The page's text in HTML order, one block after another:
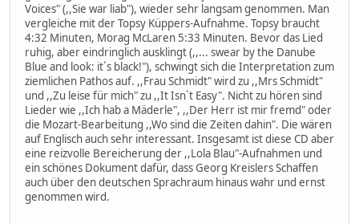
Voices" (,,Sie war liab"), wieder sehr langsam genommen. Man
vergleiche mit der Topsy Küppers-Aufnahme. Topsy braucht
4:32 Minuten, Morag McLaren 5:33 Minuten. Bevor das Lied
ruhig, aber eindringlich ausklingt (,,... swear by the Danube
Blue and look: it´s black!"), schwingt sich die Interpretation zum
ziemlichen Pathos auf. ,,Frau Schmidt" wird zu ,,Mrs Schmidt"
und ,,Zu leise für mich" zu ,,It Isn`t Easy". Nicht zu hören sind
Lieder wie ,,Ich hab a Mäderle", ,,Der Herr ist mir fremd" oder
die Mozart-Bearbeitung ,,Wo sind die Zeiten dahin". Die wären
auf Englisch auch sehr interessant. Insgesamt ist diese CD aber
eine reizvolle Bereicherung der ,,Lola Blau"-Aufnahmen und
ein schönes Dokument dafür, dass Georg Kreislers Schaffen
auch über den deutschen Sprachraum hinaus wahr und ernst
genommen wird.